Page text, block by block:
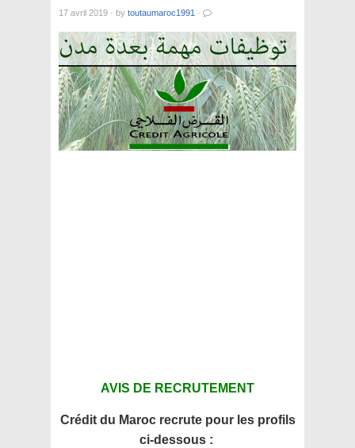
17 avril 2019 · by toutaumaroc1991 ·
AVIS DE RECRUTEMENT
Crédit du Maroc recrute pour les profils
ci-dessous :